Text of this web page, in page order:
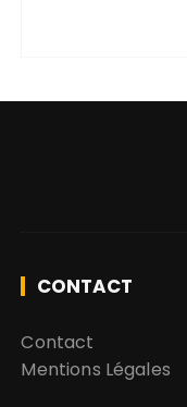
CONTACT
Contact
Mentions Légales